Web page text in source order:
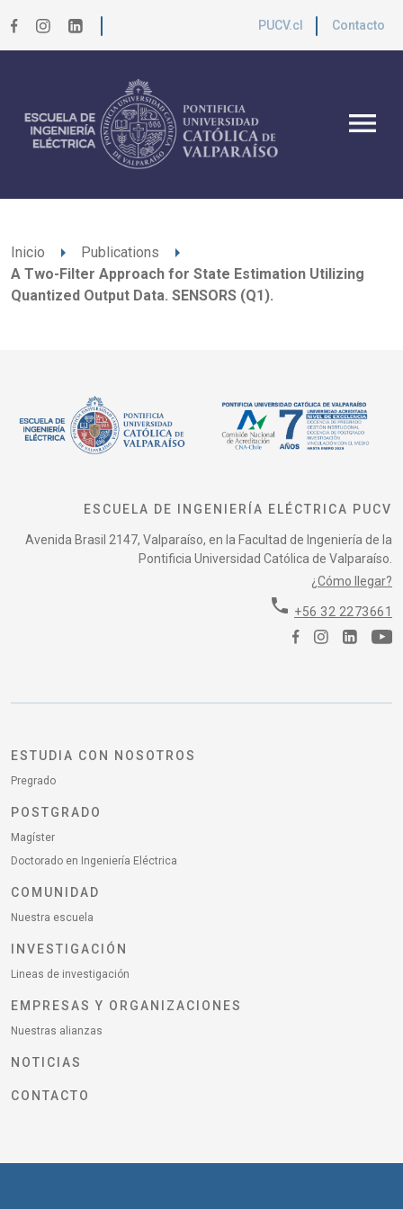
PUCV.cl Contacto
menu
Inicio arrow_right Publications arrow_right
A Two-Filter Approach for State Estimation Utilizing
Quantized Output Data. SENSORS (Q1).
ESCUELA DE INGENIERÍA ELÉCTRICA PUCV
Avenida Brasil 2147, Valparaíso, en la Facultad de Ingeniería de la
Pontificia Universidad Católica de Valparaíso.
¿Cómo llegar?
phone +56 32 2273661
ESTUDIA CON NOSOTROS
Pregrado
POSTGRADO
Magíster
Doctorado en Ingeniería Eléctrica
COMUNIDAD
Nuestra escuela
INVESTIGACIÓN
Lineas de investigación
EMPRESAS Y ORGANIZACIONES
Nuestras alianzas
NOTICIAS
CONTACTO